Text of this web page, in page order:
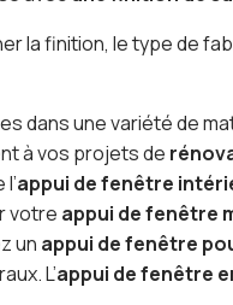
la finition, le type de
dans une variété de
à vos projets de
appui de fenêtre
votre appui de fenêtre
un appui de fenêtre
L’appui de fenêtre